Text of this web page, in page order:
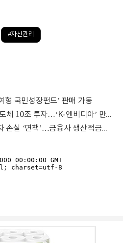
#자산관리
형 국민성장펀드’ 판매 가동
국민성장펀드, 올해 AI·반도체 10조 투자…‘K-엔비디아’ 만든다
금융위, 국민성장펀드 투자 손실 ‘면책’…금융사 생산적금융 참여 확대 유도